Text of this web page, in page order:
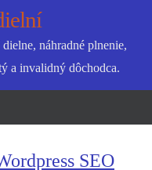
náhradné plnenie,
a invalidný dôchodca.
SEO